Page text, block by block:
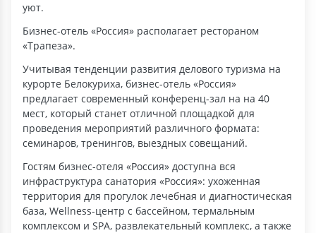
уют.
Бизнес-отель «Россия» располагает рестораном
«Трапеза».
Учитывая тенденции развития делового туризма на
курорте Белокуриха, бизнес-отель «Россия»
предлагает современный конференц-зал на на 40
мест, который станет отличной площадкой для
проведения мероприятий различного формата:
семинаров, тренингов, выездных совещаний.
Гостям бизнес-отеля «Россия» доступна вся
инфраструктура санатория «Россия»: ухоженная
территория для прогулок лечебная и диагностическая
база, Wellness-центр с бассейном, термальным
комплексом и SPA, развлекательный комплекс, а также